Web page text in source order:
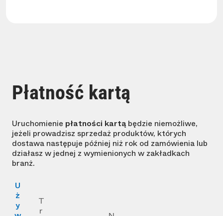
Płatność kartą
Uruchomienie płatności kartą będzie niemożliwe,
jeżeli prowadzisz sprzedaż produktów, których
dostawa następuje później niż rok od zamówienia lub
działasz w jednej z wymienionych w zakładkach
branż.
U
ż
y
T
r